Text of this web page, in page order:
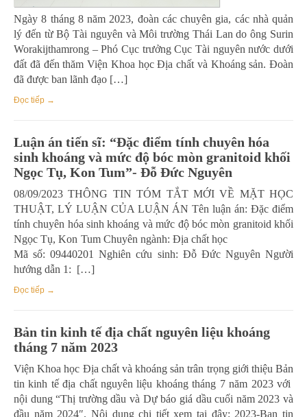
Ngày 8 tháng 8 năm 2023, đoàn các chuyên gia, các nhà quản
lý đến từ Bộ Tài nguyên và Môi trường Thái Lan do ông Surin
Worakijthamrong – Phó Cục trưởng Cục Tài nguyên nước dưới
đất đã đến thăm Viện Khoa học Địa chất và Khoáng sản. Đoàn
đã được ban lãnh đạo […]
Đọc tiếp →
Luận án tiến sĩ: “Đặc điểm tính chuyên hóa
sinh khoáng và mức độ bóc mòn granitoid khối
Ngọc Tụ, Kon Tum”- Đỗ Đức Nguyên
08/09/2023 THÔNG TIN TÓM TẮT MỚI VỀ MẶT HỌC
THUẬT, LÝ LUẬN CỦA LUẬN ÁN Tên luận án: Đặc điểm
tính chuyên hóa sinh khoáng và mức độ bóc mòn granitoid khối
Ngọc Tụ, Kon Tum Chuyên ngành: Địa chất học
Mã số: 09440201 Nghiên cứu sinh: Đỗ Đức Nguyên Người
hướng dẫn 1: […]
Đọc tiếp →
Bản tin kinh tế địa chất nguyên liệu khoáng
tháng 7 năm 2023
Viện Khoa học Địa chất và khoáng sản trân trọng giới thiệu Bản
tin kinh tế địa chất nguyên liệu khoáng tháng 7 năm 2023 với
nội dung “Thị trường dầu và Dự báo giá dầu cuối năm 2023 và
đầu năm 2024″. Nội dung chi tiết xem tại đây: 2023-Ban tin